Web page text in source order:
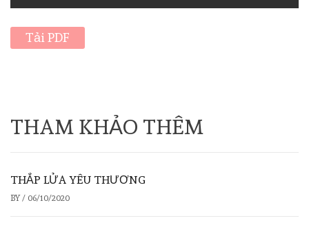
Tải PDF
THAM KHẢO THÊM
THẮP LỬA YÊU THƯƠNG
BY / 06/10/2020